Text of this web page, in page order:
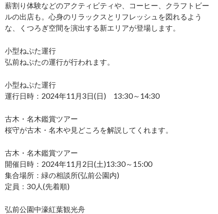
薪割り体験などのアクティビティや、コーヒー、クラフトビー
ルの出店も。心身のリラックスとリフレッシュを図れるよう
な、くつろぎ空間を演出する新エリアが登場します。
小型ねぷた運行
弘前ねぷたの運行が行われます。
小型ねぷた運行
運行日時：2024年11月3日(日) 13:30～14:30
古木・名木鑑賞ツアー
桜守が古木・名木や見どころを解説してくれます。
古木・名木鑑賞ツアー
開催日時：2024年11月2日(土)13:30～15:00
集合場所：緑の相談所(弘前公園内)
定員：30人(先着順)
弘前公園中濠紅葉観光舟